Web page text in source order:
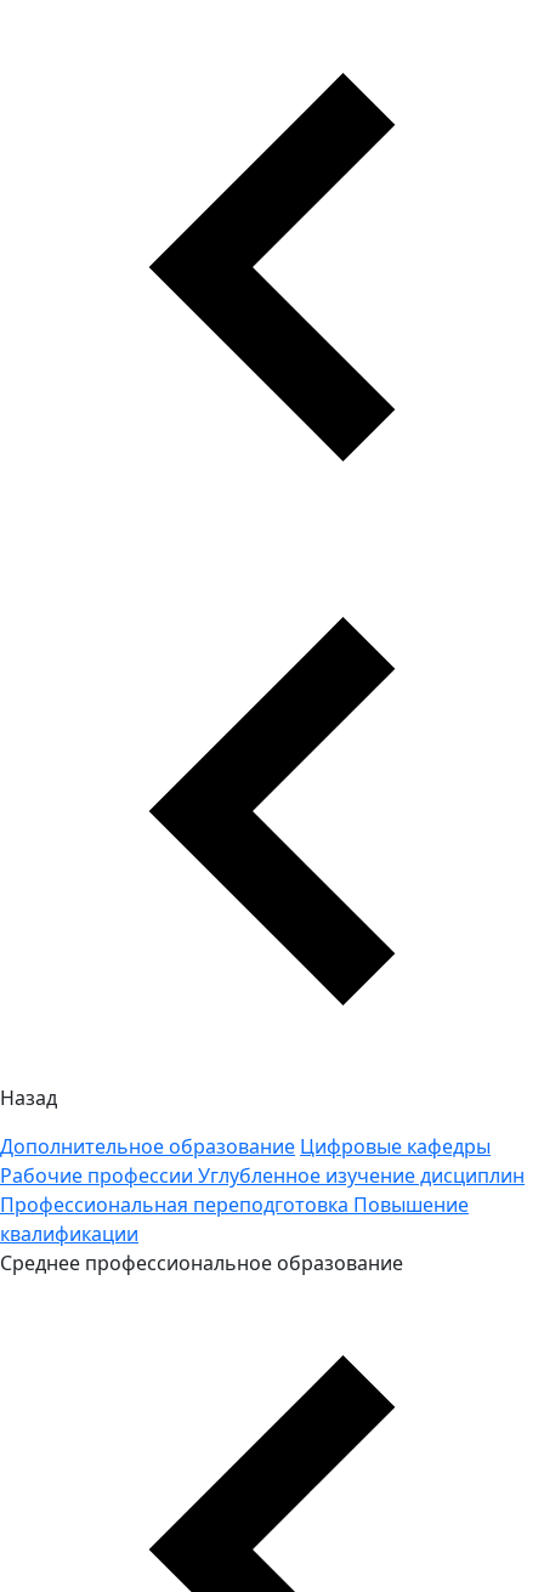
Назад
Дополнительное образование Цифровые кафедры
Рабочие профессии Углубленное изучение дисциплин
Профессиональная переподготовка Повышение
квалификации
Среднее профессиональное образование